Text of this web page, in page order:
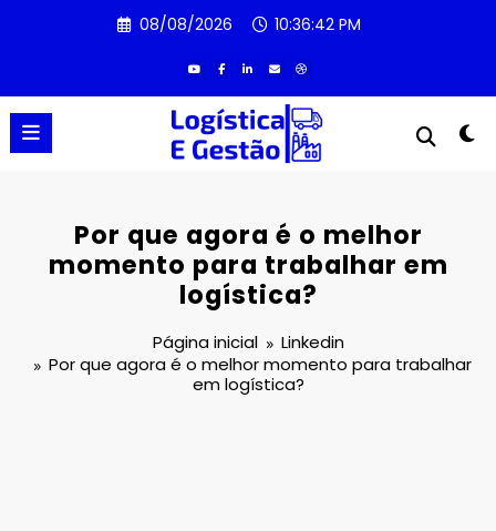
08/08/2026 10:36:42 PM
Por que agora é o melhor
momento para trabalhar em
logística?
Página inicial
Linkedin
Por que agora é o melhor momento para trabalhar
em logística?